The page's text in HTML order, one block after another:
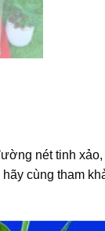
nét tinh xảo,
cùng tham